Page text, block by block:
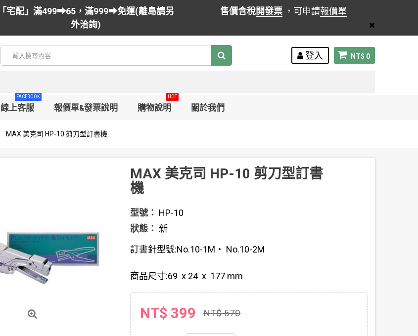
「宅配」滿499➡65，滿999➡免運(離島請另
外洽詢)
售價含稅開發票 ，可申請報價單
NT$ 0
登入
線上客服
FACEBOOK
報價單&發票說明 購物說明
HOT
關於我們
MAX 美克司 HP-10 剪刀型訂書機
MAX 美克司 HP-10 剪刀型訂書
機
型號： HP-10
狀態： 新
訂書針型號:No.10-1M‧ No.10-2M
商品尺寸:69 x 24 x 177 mm
NT$ 399 NT$ 570